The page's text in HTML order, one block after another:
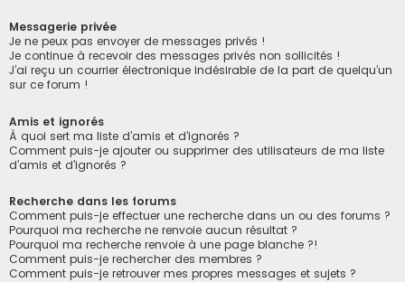
Messagerie privée
Je ne peux pas envoyer de messages privés !
Je continue à recevoir des messages privés non sollicités !
J’ai reçu un courrier électronique indésirable de la part de quelqu’un
sur ce forum !
Amis et ignorés
À quoi sert ma liste d’amis et d’ignorés ?
Comment puis-je ajouter ou supprimer des utilisateurs de ma liste
d’amis et d’ignorés ?
Recherche dans les forums
Comment puis-je effectuer une recherche dans un ou des forums ?
Pourquoi ma recherche ne renvoie aucun résultat ?
Pourquoi ma recherche renvoie à une page blanche ?!
Comment puis-je rechercher des membres ?
Comment puis-je retrouver mes propres messages et sujets ?